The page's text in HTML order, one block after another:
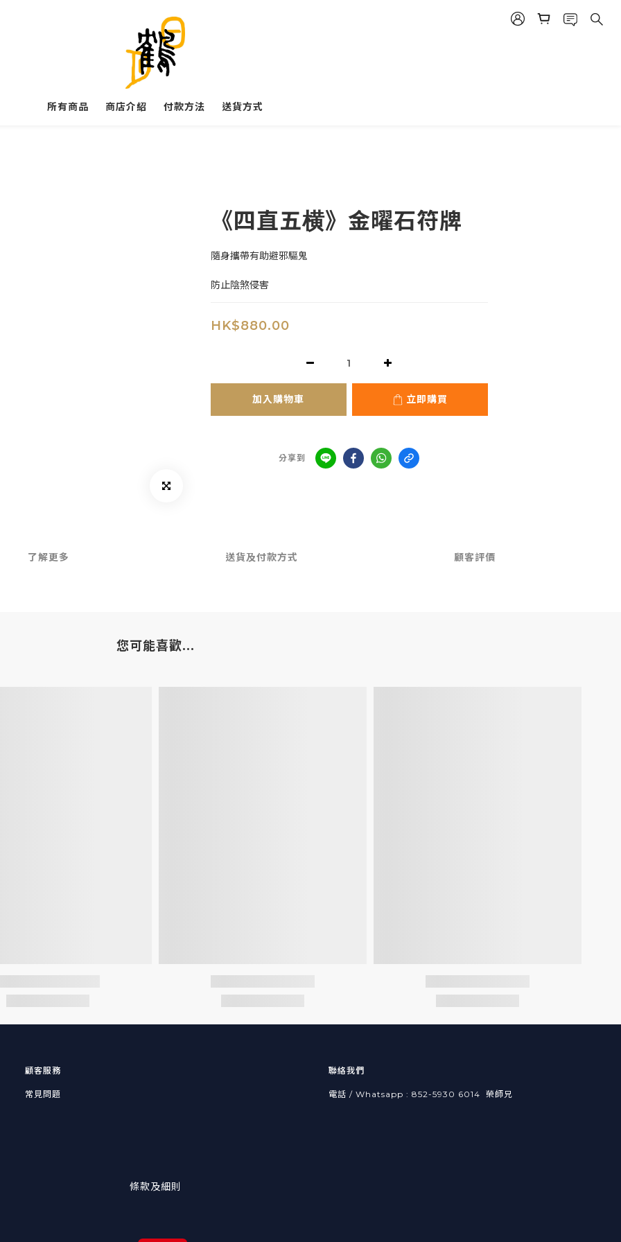
所有商品 商店介紹 付款方法 送貨方式
《四直五横》金曜石符牌
隨身攜帶有助避邪驅鬼
防止陰煞侵害
HK$880.00
加入購物車 立即購買
分享到
了解更多 送貨及付款方式 顧客評價
您可能喜歡...
顧客服務
常見問題
聯絡我們
電話 / Whatsapp : 852-5930 6014 榮師兄
條款及細則